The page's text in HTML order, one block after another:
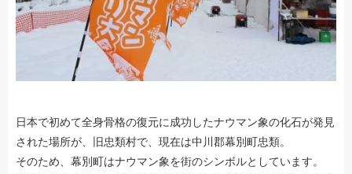
日本で初めて全身骨格の復元に成功したナウマン象の化石が発見
された場所が、旧忠類村で、現在は中川郡幕別町忠類。
そのため、幕別町はナウマン象を街のシンボルとしています。